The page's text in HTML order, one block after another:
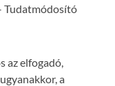
Tudatmódosító
az elfogadó,
a